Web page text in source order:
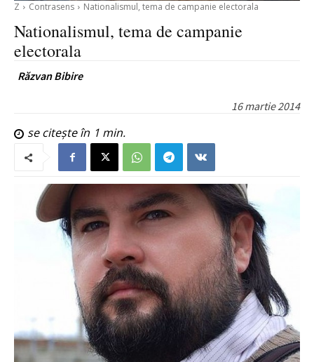
Z Contrasens Nationalismul, tema de campanie electorala
Nationalismul, tema de campanie
electorala
Răzvan Bibire
16 martie 2014
se citește în 1 min.